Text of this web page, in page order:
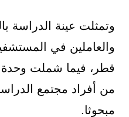
وتمثلت عينة الدراسة
والعاملين في
قطر، فيما شملت وحدة
مبحوثا.